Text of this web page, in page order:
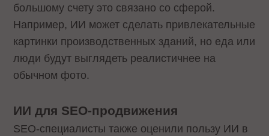
большому счету это связано со сферой.
Например, ИИ может сделать привлекательные
картинки производственных зданий, но еда или
люди будут выглядеть реалистичнее на
обычном фото.
ИИ для SEO-продвижения
SEO-специалисты также оценили пользу ИИ в